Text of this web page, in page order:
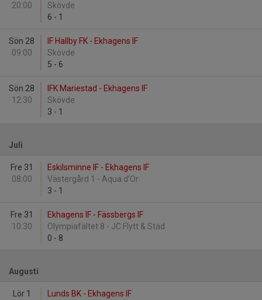
20:00
Skövde
6 - 1
Sön 28
09:00
IF Hallby FK - Ekhagens IF
Skövde
5 - 6
Sön 28
12:30
IFK Mariestad - Ekhagens IF
Skövde
3 - 1
Juli
Fre 31
08:00
Eskilsminne IF - Ekhagens IF
Västergård 1 - Aqua d’Or
3 - 1
Fre 31
10:30
Ekhagens IF - Fässbergs IF
Olympiafältet 8 - JC Flytt & Städ
0 - 8
Augusti
Lör 1
Lunds BK - Ekhagens IF